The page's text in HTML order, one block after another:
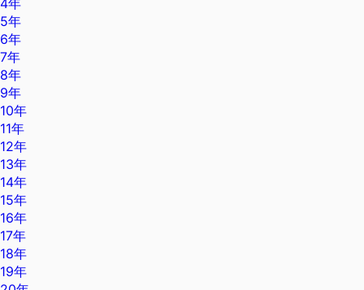
4年
5年
6年
7年
8年
9年
10年
11年
12年
13年
14年
15年
16年
17年
18年
19年